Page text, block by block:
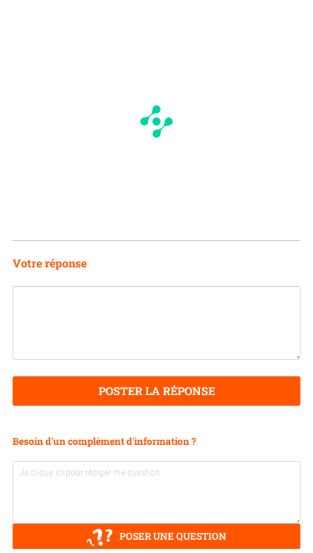
Votre réponse
POSTER LA RÉPONSE
Besoin d'un complément d'information ?
POSER UNE QUESTION